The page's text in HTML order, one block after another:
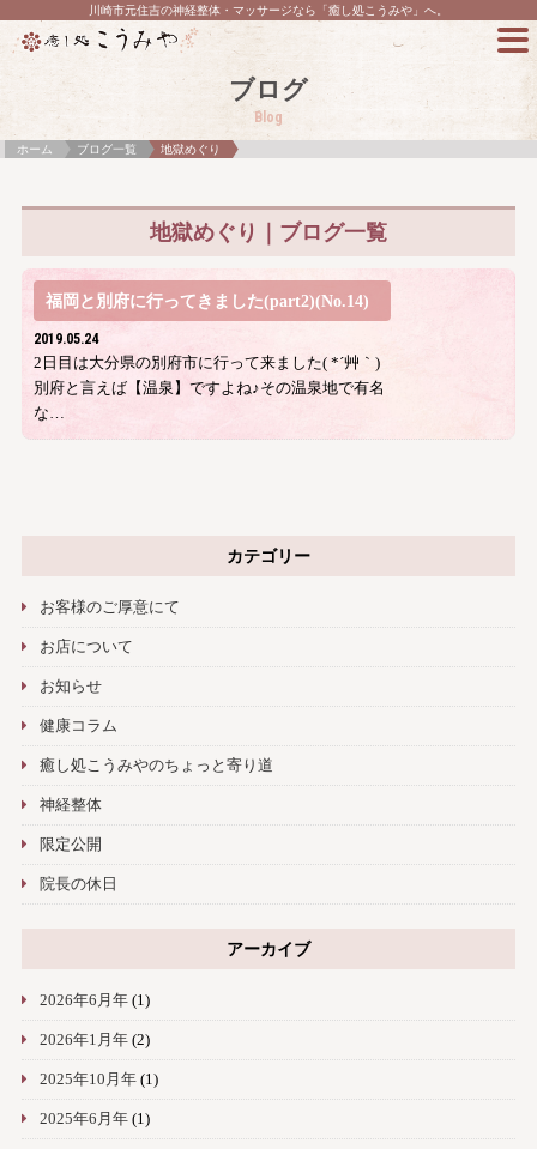
川崎市元住吉の神経整体・マッサージなら「癒し処こうみや」へ。
ブログ
Blog
ホーム ブログ一覧 地獄めぐり
地獄めぐり｜ブログ一覧
福岡と別府に行ってきました(part2)(No.14)
2019.05.24
2日目は大分県の別府市に行って来ました( *´艸｀)
別府と言えば【温泉】ですよね♪その温泉地で有名
な…
カテゴリー
お客様のご厚意にて
お店について
お知らせ
健康コラム
癒し処こうみやのちょっと寄り道
神経整体
限定公開
院長の休日
アーカイブ
2026年6月年(1)
2026年1月年(2)
2025年10月年(1)
2025年6月年(1)